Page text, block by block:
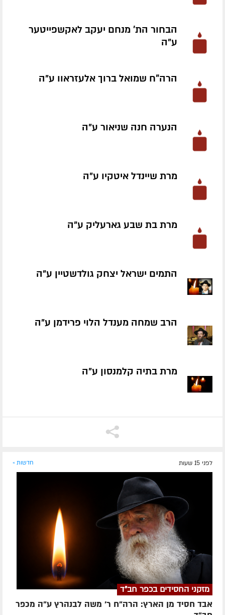
הבחור הת' מנחם יעקב לאקשפייטער
ע״ה
הרה"ח שמואל ברוך אלעזראוו ע״ה
הנערה חנה שניאור ע״ה
מרת שיינדל איטקיו ע״ה
מרת בת שבע גארעליק ע״ה
התמים ישראל יצחק גולדשטיין ע״ה
הרב שמחה מענדל הלוי פרידמן ע״ה
מרת בתיה קלמנסון ע״ה
לפני 15 שעות חדשות »
מזקני החסידים בכפר חב"ד
אבד חסיד מן הארץ: הרה"ח ר' משה לבנהרץ ע"ה מכפר